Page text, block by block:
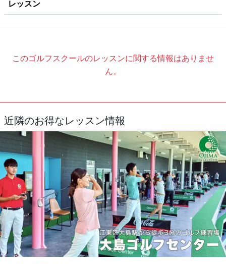
レッスン
このゴルフスクールのレッスンに関する情報はありませ
ん。
近隣のお得なレッスン情報